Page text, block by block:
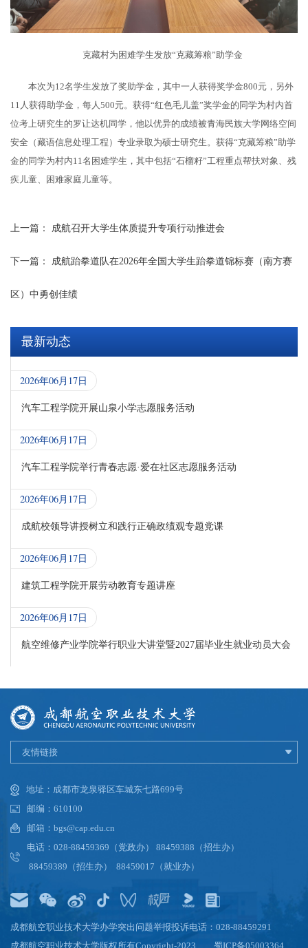
克藏村为困难学生发放“克藏筹粮”助学金
本次为12名学生发放了奖助学金，其中一人获得奖学金800元，另外
11人获得助学金，每人500元。获得“红色毛儿盖”奖学金的同学为村内首
位考上研究生的罗让达机同学，他以优异的成绩被青海民族大学网络空间
安全（藏语信息处理工程）专业录取为硕士研究生。获得“克藏筹粮”助学
金的同学为村内11名困难学生，其中包括“石榴籽”工程重点帮扶对象、残
疾儿童、困难家庭儿童等。
上一篇： 成航召开大学生体质提升专项行动推进会
下一篇： 成航跆拳道队在2026年全国大学生跆拳道锦标赛（南方赛
区）中勇创佳绩
最新动态
2026年06月17日
汽车工程学院开展山泉小学志愿服务活动
2026年06月17日
汽车工程学院举行青春志愿·爱在社区志愿服务活动
2026年06月17日
成航校领导讲授树立和践行正确政绩观专题党课
2026年06月17日
建筑工程学院开展劳动教育专题讲座
2026年06月17日
航空维修产业学院举行职业大讲堂暨2027届毕业生就业动员大会
友情链接
地址：成都市龙泉驿区车城东七路699号
邮编：610100
邮箱：bgs@cap.edu.cn
电话：028-88459369（党政办） 88459388（招生办）
88459389（招生办） 88459017（就业办）
成都航空职业技术大学办学突出问题举报投诉电话：028-88459291
成都航空职业技术大学版权所有Copyright-2023 蜀ICP备05003364